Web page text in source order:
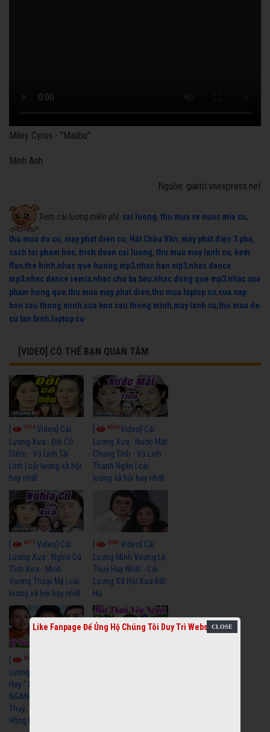
Miley Cyrus - "Malibu"
Minh Anh
Nguồn: giaitri.vnexpress.net
Xem cải lương miễn phí: cai luong, thu mua xe nuoc mia cu,
thu mua do cu, may phat dien cu, Hát Chầu Văn, máy phát điện 3 pha,
sach toi pham hoc, trich doan cai luong, thu mua may lanh cu, kem
flan,the hinh,nhac que huong mp3,nhac han mp3,nhac dance
mp3,nhac dance remix,nhac cho ba bau,nhac dong que mp3,nhac xua
pham hong que,thu mua may phat dien,thu mua laptop cu,sua nap
bon cau thong minh,sua bon cau thong minh,may lanh cu,thu mua do
cu tan binh, laptop cu
[VIDEO] CÓ THỂ BẠN QUAN TÂM
7674Video] Cải
Lương Xưa : Đời Cô
Diễm - Vũ Linh Tài
Linh | cải lương xã hội
hay nhất
6926Video] Cải
Lương Xưa : Nước Mắt
Chung Tình - Vũ Linh
Thanh Ngân | cải
lương xã hội hay nhất
6071 Video] Cải
Lương Xưa : Nghĩa Cũ
Tình Xưa - Minh
Vương Thoại Mỹ | cải
lương xã hội hay nhất
6688Video] Cải
Lương Minh Vương Lệ
Thuỷ Hay Nhất - Cải
Lương Xã Hội Xưa Bất
Hủ
6976
Lương Xã Hội Siêu
Hay " LỠ BƯỚC SANG
NGANG " Cải Lương Lệ
Thuỷ, Thanh Tuấn,
Hồng Nga
Like Fanpage Để Ủng Hộ Chúng Tôi Duy Trì Website